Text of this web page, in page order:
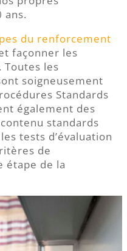
ans.
du renforcement
façonner les
les
soigneusement
Standards
également des
standards
tests d’évaluation
de
étape de la